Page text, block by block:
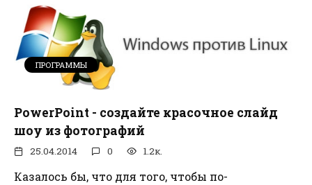
ПРОГРАММЫ
PowerPoint - создайте красочное слайд
шоу из фотографий
25.04.2014 0 1.2к.
Казалось бы, что для того, чтобы по-